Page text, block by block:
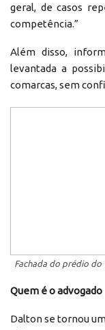
geral, de casos
competência.”
Além disso,
levantada a
comarcas, sem
Fachada do prédio do
Quem é o advogado
Dalton se tornou